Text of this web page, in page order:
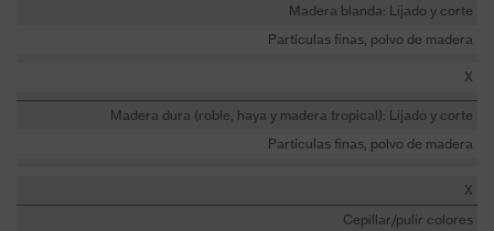
Madera blanda: Lijado y corte
Partículas finas, polvo de madera
X
Madera dura (roble, haya y madera tropical): Lijado y corte
Partículas finas, polvo de madera
X
Cepillar/pulir colores